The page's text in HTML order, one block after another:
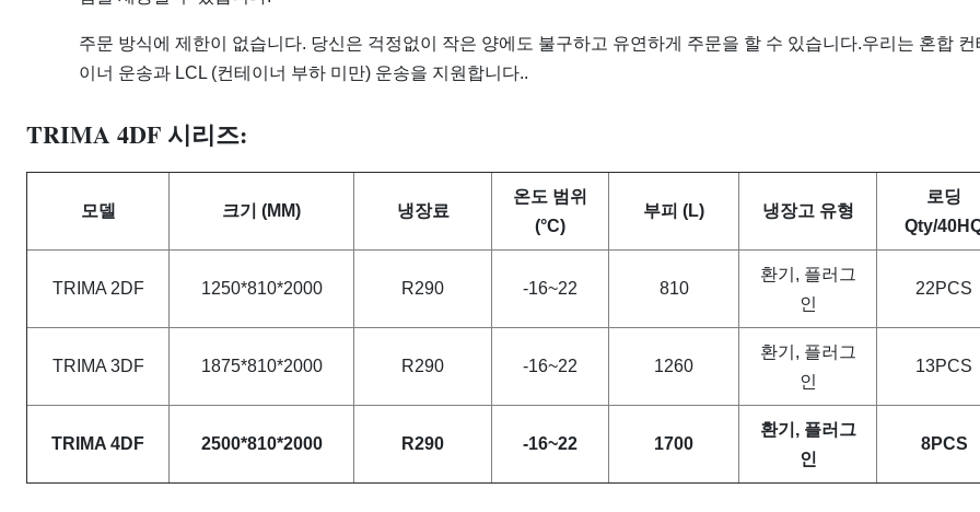
주문 방식에 제한이 없습니다. 당신은 걱정없이 작은 양에도 불구하고 유연하게 주문을 할 수 있습니다.우리는 혼합 컨
이너 운송과 LCL (컨테이너 부하 미만) 운송을 지원합니다..
TRIMA 4DF 시리즈:
모델 크기 (MM) 냉장료
온도 범위
(°C)
부피 (L) 냉장고 유형
로딩
Qty/
TRIMA 2DF 1250*810*2000 R290 -16~22 810
환기, 플러그
인
22PCS
TRIMA 3DF 1875*810*2000 R290 -16~22 1260
환기, 플러그
인
13PCS
TRIMA 4DF 2500*810*2000 R290 -16~22 1700
환기, 플러그
인
8PCS